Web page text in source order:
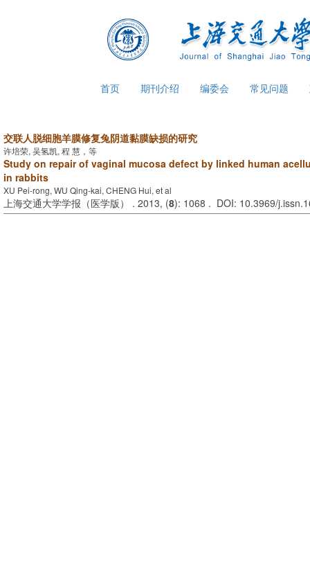
首页 期刊介绍 编委会 常见问题
交联人脱细胞羊膜修复兔阴道黏膜缺损的研究
许培荣, 吴氢凯, 程 慧，等
Study on repair of vaginal mucosa defect by linked human
in rabbits
XU Pei-rong, WU Qing-kai, CHENG Hui, et al
上海交通大学学报（医学版） . 2013, (8): 1068 . DOI: 10.3969/